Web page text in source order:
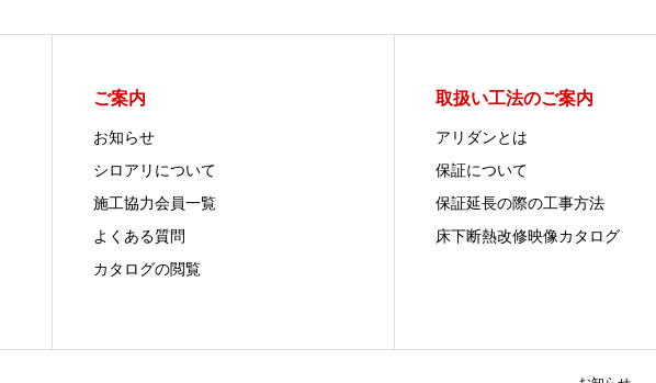
ご案内
お知らせ
シロアリについて
施工協力会員一覧
よくある質問
カタログの閲覧
取扱い工法のご案内
アリダンとは
保証について
保証延長の際の工事方法
床下断熱改修映像カタログ